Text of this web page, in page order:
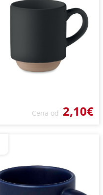
Cena od 2,10€